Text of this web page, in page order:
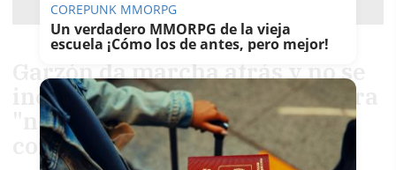
Garzón da marcha atrás y no se
incorporará a la consultora para
"no perjudicar a mis antiguos
compañeros"
COREPUNK MMORPG
Un verdadero MMORPG de la vieja
escuela ¡Cómo los de antes, pero mejor!